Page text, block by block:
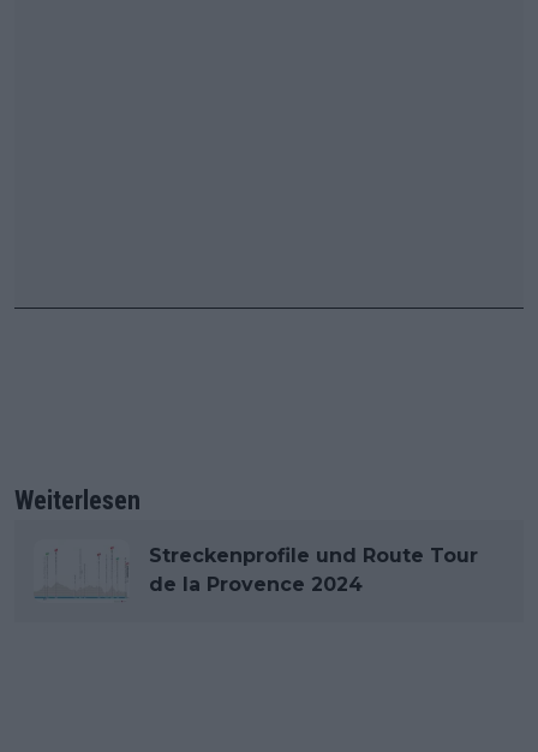
Weiterlesen
Streckenprofile und Route Tour
de la Provence 2024